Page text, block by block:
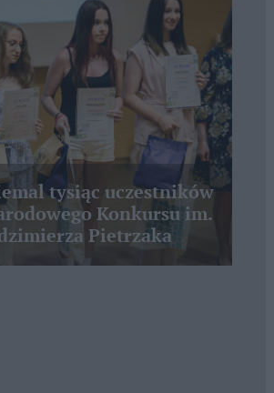
tysiąc uczestników
Konkursu im.
Pietrzaka